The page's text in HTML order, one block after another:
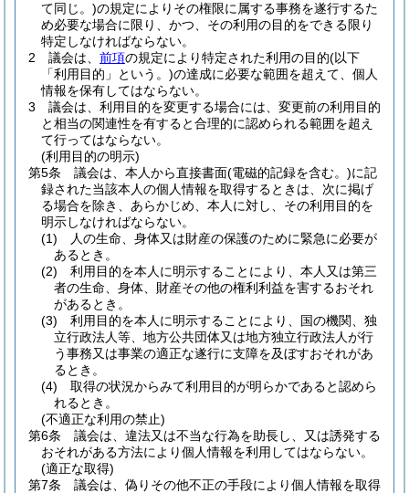
て同じ。)の規定によりその権限に属する事務を遂行するた
め必要な場合に限り、かつ、その利用の目的をできる限り
特定しなければならない。
2
議会は、 前項の規定により特定された利用の目的(以下
「利用目的」という。)の達成に必要な範囲を超えて、個人
情報を保有してはならない。
3
議会は、利用目的を変更する場合には、変更前の利用目的
と相当の関連性を有すると合理的に認められる範囲を超え
て行ってはならない。
(利用目的の明示)
第5条
議会は、本人から直接書面(電磁的記録を含む。)に記
録された当該本人の個人情報を取得するときは、次に掲げ
る場合を除き、あらかじめ、本人に対し、その利用目的を
明示しなければならない。
(1)
人の生命、身体又は財産の保護のために緊急に必要が
あるとき。
(2)
利用目的を本人に明示することにより、本人又は第三
者の生命、身体、財産その他の権利利益を害するおそれ
があるとき。
(3)
利用目的を本人に明示することにより、国の機関、独
立行政法人等、地方公共団体又は地方独立行政法人が行
う事務又は事業の適正な遂行に支障を及ぼすおそれがあ
るとき。
(4)
取得の状況からみて利用目的が明らかであると認めら
れるとき。
(不適正な利用の禁止)
第6条
議会は、違法又は不当な行為を助長し、又は誘発する
おそれがある方法により個人情報を利用してはならない。
(適正な取得)
第7条
議会は、偽りその他不正の手段により個人情報を取得